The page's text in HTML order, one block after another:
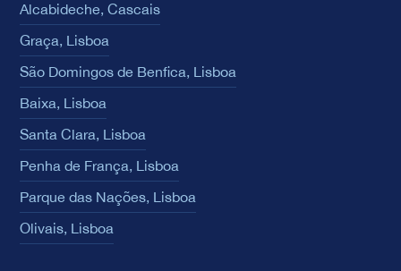
Alcabideche, Cascais
Graça, Lisboa
São Domingos de Benfica, Lisboa
Baixa, Lisboa
Santa Clara, Lisboa
Penha de França, Lisboa
Parque das Nações, Lisboa
Olivais, Lisboa